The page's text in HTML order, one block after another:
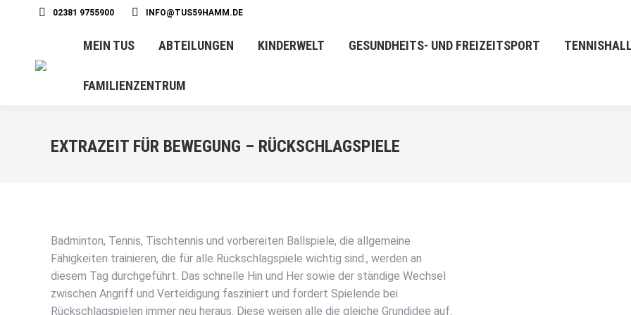
02381 9755900 INFO@TUS59HAMM.DE
MEIN TUS ABTEILUNGEN KINDERWELT GESUNDHEITS- UND FREIZEITSPORT
FAMILIENZENTRUM
EXTRAZEIT FÜR BEWEGUNG – RÜCKSCHLAGSPIELE
Badminton, Tennis, Tischtennis und vorbereiten Ballspiele, die allgemeine
Fähigkeiten trainieren, die für alle Rückschlagspiele wichtig sind., werden an
diesem Tag durchgeführt. Das schnelle Hin und Her sowie der ständige Wechsel
zwischen Angriff und Verteidigung fasziniert und fordert Spielende bei
Rückschlagspielen immer neu heraus. Diese weisen alle die gleiche Grundidee auf.